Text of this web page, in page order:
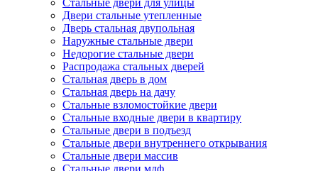
Стальные двери для улицы
Двери стальные утепленные
Дверь стальная двупольная
Наружные стальные двери
Недорогие стальные двери
Распродажа стальных дверей
Стальная дверь в дом
Стальная дверь на дачу
Стальные взломостойкие двери
Стальные входные двери в квартиру
Стальные двери в подъезд
Стальные двери внутреннего открывания
Стальные двери массив